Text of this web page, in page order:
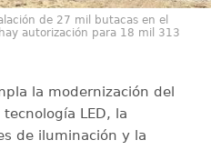
de 27 mil butacas en el
autorización para 18 mil 313
la modernización del
LED, la
de iluminación y la